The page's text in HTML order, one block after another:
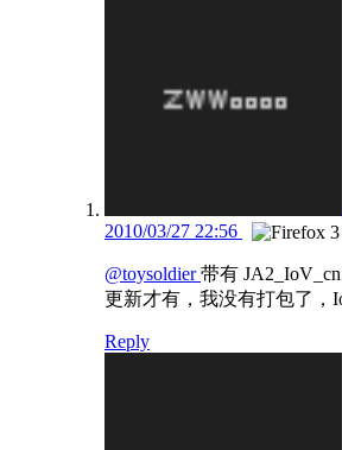
2010/03/27 22:56
@toysoldier带有
更新才有，我没有打包了，
Reply